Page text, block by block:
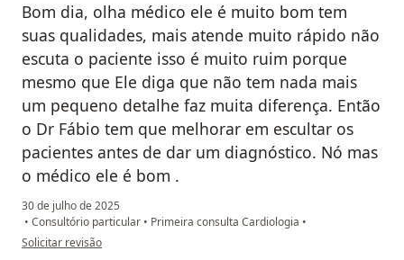
Bom dia, olha médico ele é muito bom tem
suas qualidades, mais atende muito rápido não
escuta o paciente isso é muito ruim porque
mesmo que Ele diga que não tem nada mais
um pequeno detalhe faz muita diferença. Então
o Dr Fábio tem que melhorar em escultar os
pacientes antes de dar um diagnóstico. Nó mas
o médico ele é bom .
30 de julho de 2025
• Consultório particular • Primeira consulta Cardiologia •
na opinião do utilizador Beatriz
Solicitar revisão